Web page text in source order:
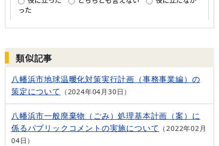
類似記事
八幡浜市地球温暖化対策実行計画（事務事業編）の
策定について
2024年04月30日
八幡浜市一般廃棄物（ごみ）処理基本計画（案）に
係るパブリックコメントの実施について
2022年02月
04日